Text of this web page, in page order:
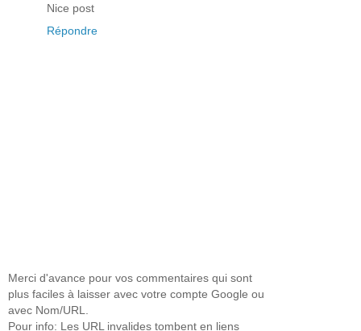
Nice post
Répondre
Merci d'avance pour vos commentaires qui sont
plus faciles à laisser avec votre compte Google ou
avec Nom/URL.
Pour info: Les URL invalides tombent en liens